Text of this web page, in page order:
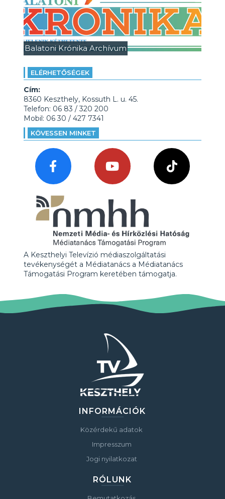
Balatoni Krónika Archívum
ELÉRHETŐSÉGEK
Cím:
8360 Keszthely, Kossuth L. u. 45.
Telefon: 06 83 / 320 200
Mobil: 06 30 / 427 7341
KÖVESSEN MINKET
A Keszthelyi Televízió médiaszolgáltatási
tevékenységét a Médiatanács a Médiatanács
Támogatási Program keretében támogatja.
INFORMÁCIÓK
Közérdekű adatok
Impresszum
Jogi nyilatkozat
RÓLUNK